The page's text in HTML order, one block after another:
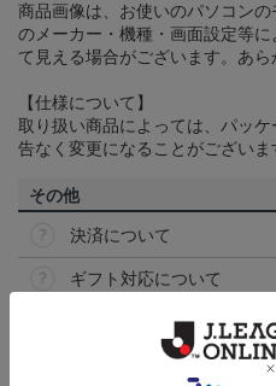
商品画像は、お使いのパソコン
のメーカー・機種・画面設定等
て見える場合がございます。あら
【仕様について】
取り扱い商品によっては、パッ
告なく変更になることがございま
その他
決済について
ギフト対応について